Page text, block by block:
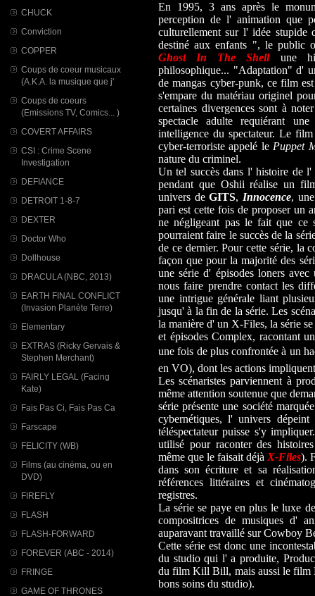
CHUCK
Conviction
COPPER
Coups de coeur musicaux
(A.K.A. la musique que j'
Coups de coeurs
(Emissions TV, Comics... )
COVERT AFFAIRS
CSI : Crime Scene
Investigation
DEFIANCE
DETROIT 1-8-7
DEXTER
Doctor Who
Dollhouse
DRACULA (NBC, 2013)
EARTH FINAL CONFLICT
(Invasion Planète Terre)
Elementary
EXTRAS (Ricky Gervais &
Stephen Merchant)
FAIRLY LEGAL (Facing
Kate)
Fais Pas Ci, Fais Pas Ca
Farscape
FELICITY (WB)
Films (au cinéma, ou en
DVD)
FIREFLY
FLASH
FLASH-FORWARD
FOREVER (ABC - 2014)
FRINGE
GAME OF THRONES
En 1995, 3 ans après le
perception de l' animation que
culturellement sur l' idée stupide
destiné aux enfants ", le public
Ghost In The Shellune
philosophique... "Adaptation" d'
de mangas cyber-punk, ce film
s'empare du matériau originel
certaines divergences sont à
spectacle adulte requiérant
intelligence du spectateur. Le
cyber-terroriste appelé lePuppet
nature du criminel.
Un tel succès dans l' histoire de
pendant que Oshii réalise un
univers deGITS, Innocence,
pari est cette fois de proposer un
ne négligeant pas le fait que
pourraient faire le succès de la
de ce dernier. Pour cette série, la
façon que pour la majorité des
une série d' épisodes loners
nous faire prendre contact les
une intrigue générale liant
jusqu' à la fin de la série. Les
la manière d' un X-Files, la série
et épisodes Complex, racontant
une fois de plus confrontée à un
en VO), dont les actions
Les scénaristes parviennent à
même attention soutenue que
série présente une société
cybernétiques, l' univers
téléspectateur puisse s'y
utilisé pour raconter des
même que le faisait déjàX-Files).
dans son écriture et sa
références littéraires et
registres.
La série se paye en plus le luxe
compositrices de musiques d'
auparavant travaillé sur Cowboy
Cette série est donc une
du studio qui l' a produite,
du film Kill Bill, mais aussi le film
bons soins du studio).